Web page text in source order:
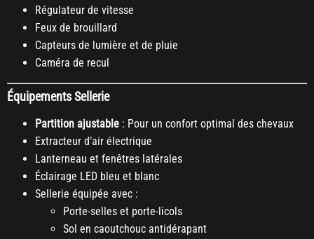
Régulateur de vitesse
Feux de brouillard
Capteurs de lumière et de pluie
Caméra de recul
Équipements Sellerie
Partition ajustable : Pour un confort optimal des chevaux
Extracteur d’air électrique
Lanterneau et fenêtres latérales
Éclairage LED bleu et blanc
Sellerie équipée avec :
Porte-selles et porte-licols
Sol en caoutchouc antidérapant